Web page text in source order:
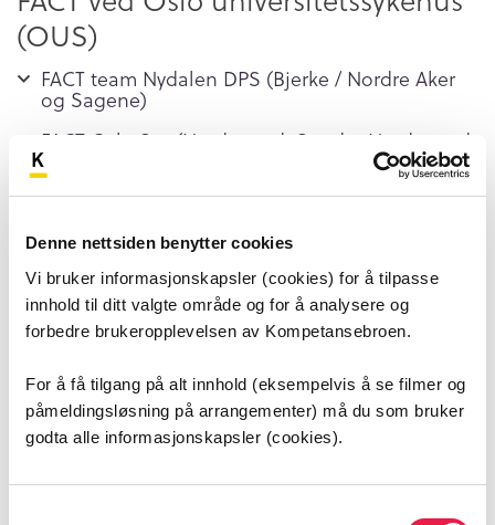
Denne nettsiden benytter cookies
Vi bruker informasjonskapsler (cookies) for å tilpasse
innhold til ditt valgte område og for å analysere og
forbedre brukeropplevelsen av Kompetansebroen.
For å få tilgang på alt innhold (eksempelvis å se filmer og
påmeldingsløsning på arrangementer) må du som bruker
godta alle informasjonskapsler (cookies).
(OUS)
FACT team Nydalen DPS (Bjerke / Nordre Aker
og Sagene)
FACT Oslo Sør (Nordstrand, Søndre Nordstrand
og Østensjø)
FACT ung- Søndre Nordstrand
FACT ved Lovisenberg Diakonale
Sykehus (LDS)
FACT- teamene (Gamle Oslo, Grünerløkka og
St.Hanshaugen)
FACT-Ung
Rus-FACT Oslo Sentrum